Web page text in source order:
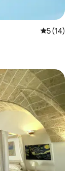
5 (14)